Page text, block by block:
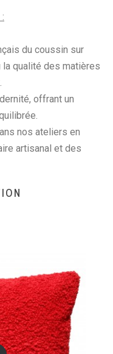
du coussin sur
qualité des matières
offrant un
nos ateliers en
artisanal et des